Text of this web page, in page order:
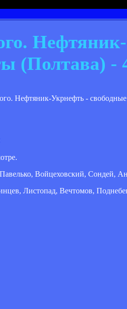
(Полтава) -
Войцеховский, Сондей,
Листопад, Вечтомов,